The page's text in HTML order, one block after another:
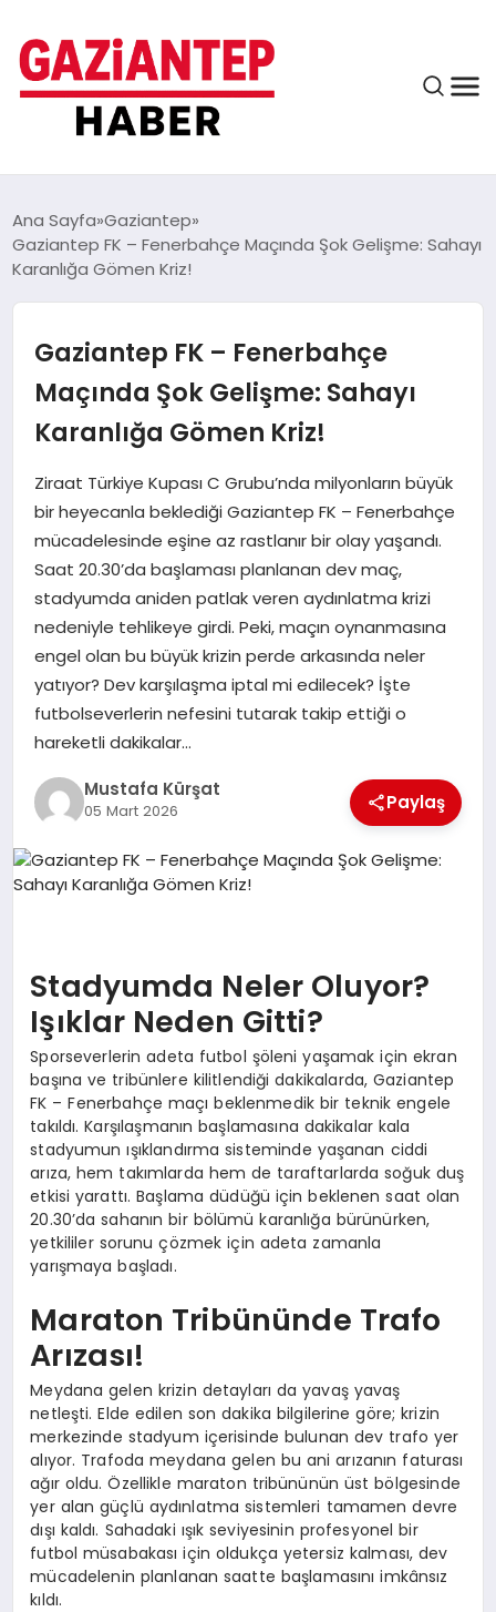
ASAYIŞ
EĞITIM
FINANS
MAGAZIN
SPOR
SIYASET
DIĞER
Ana Sayfa Gaziantep
Gaziantep FK – Fenerbahçe Maçında Şok Gelişme: Sahayı
Karanlığa Gömen Kriz!
Gaziantep FK – Fenerbahçe
Maçında Şok Gelişme: Sahayı
Karanlığa Gömen Kriz!
Ziraat Türkiye Kupası C Grubu’nda milyonların büyük
bir heyecanla beklediği Gaziantep FK – Fenerbahçe
mücadelesinde eşine az rastlanır bir olay yaşandı.
Saat 20.30’da başlaması planlanan dev maç,
stadyumda aniden patlak veren aydınlatma krizi
nedeniyle tehlikeye girdi. Peki, maçın oynanmasına
engel olan bu büyük krizin perde arkasında neler
yatıyor? Dev karşılaşma iptal mi edilecek? İşte
futbolseverlerin nefesini tutarak takip ettiği o
hareketli dakikalar…
Mustafa Kürşat
05 Mart 2026 Paylaş
Stadyumda Neler Oluyor?
Işıklar Neden Gitti?
Sporseverlerin adeta futbol şöleni yaşamak için ekran
başına ve tribünlere kilitlendiği dakikalarda, Gaziantep
FK – Fenerbahçe maçı beklenmedik bir teknik engele
takıldı. Karşılaşmanın başlamasına dakikalar kala
stadyumun ışıklandırma sisteminde yaşanan ciddi
arıza, hem takımlarda hem de taraftarlarda soğuk duş
etkisi yarattı. Başlama düdüğü için beklenen saat olan
20.30’da sahanın bir bölümü karanlığa bürünürken,
yetkililer sorunu çözmek için adeta zamanla
yarışmaya başladı.
Maraton Tribününde Trafo
Arızası!
Meydana gelen krizin detayları da yavaş yavaş
netleşti. Elde edilen son dakika bilgilerine göre; krizin
merkezinde stadyum içerisinde bulunan dev trafo yer
alıyor. Trafoda meydana gelen bu ani arızanın faturası
ağır oldu. Özellikle maraton tribününün üst bölgesinde
yer alan güçlü aydınlatma sistemleri tamamen devre
dışı kaldı. Sahadaki ışık seviyesinin profesyonel bir
futbol müsabakası için oldukça yetersiz kalması, dev
mücadelenin planlanan saatte başlamasını imkânsız
kıldı.